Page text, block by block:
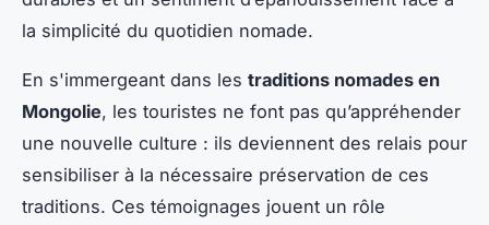
la simplicité du quotidien nomade.
En s'immergeant dans les traditions nomades en
Mongolie, les touristes ne font pas qu’appréhender
une nouvelle culture : ils deviennent des relais pour
sensibiliser à la nécessaire préservation de ces
traditions. Ces témoignages jouent un rôle